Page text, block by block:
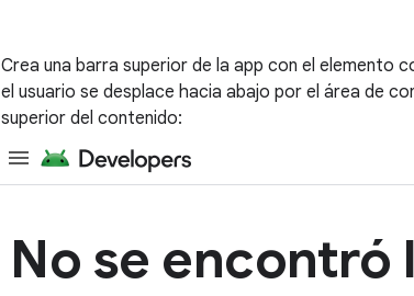
Crea una barra superior de la app con el elemento
el usuario se desplace hacia abajo por el área de
superior del contenido: